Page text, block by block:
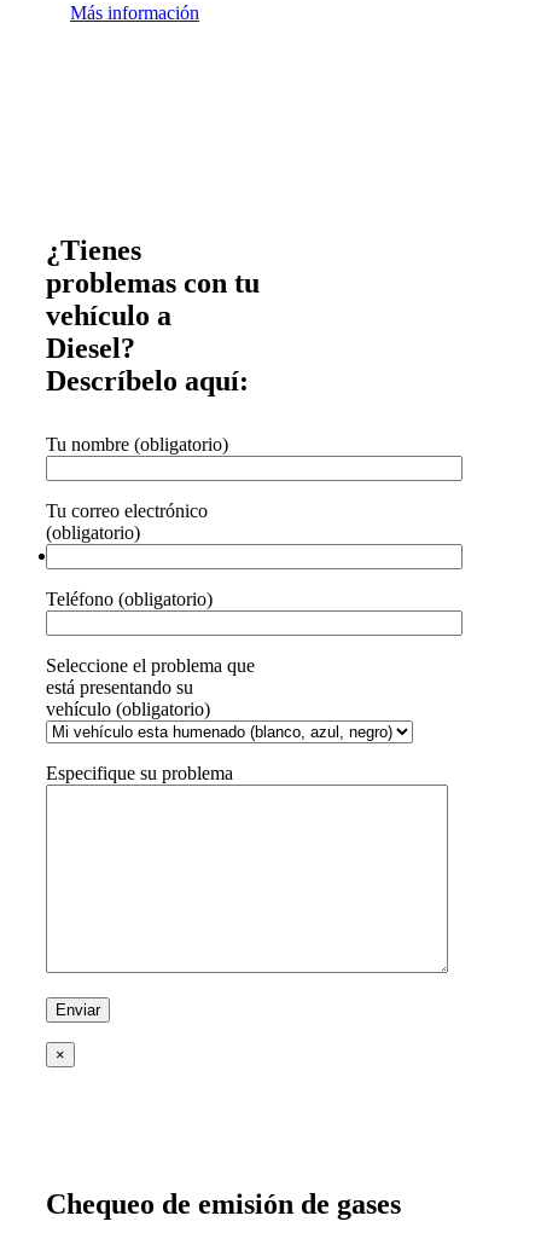
Más información
¿Tienes
problemas con tu
vehículo a
Diesel?
Descríbelo aquí:
Tu nombre (obligatorio)
Tu correo electrónico
(obligatorio)
Teléfono (obligatorio)
Seleccione el problema que
está presentando su
vehículo (obligatorio)
Especifique su problema
×
Chequeo de emisión de gases